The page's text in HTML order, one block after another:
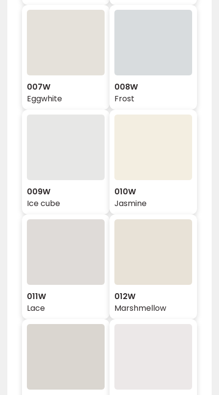
007W
Eggwhite
008W
Frost
009W
Ice cube
010W
Jasmine
011W
Lace
012W
Marshmellow